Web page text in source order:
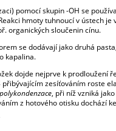
pomocí skupin -OH se
hmoty tuhnoucí v ústech je
organických sloučenin cínu.
se dodávají jako druhá
kapalina.
dojde nejprve k prodloužení
přibývajícím zesíťováním roste
polykondenzace, při níž vzniká
z hotového otisku dochází